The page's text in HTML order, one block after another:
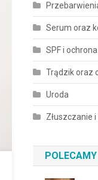
Serum oraz
SPF i
Trądzik oraz
Uroda
Złuszczanie
POLECAMY